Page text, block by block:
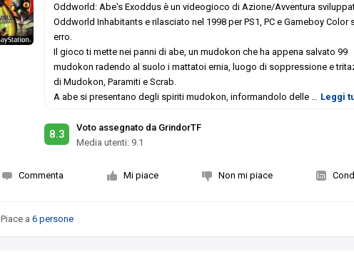
Oddworld: Abe's Exoddus è un videogioco di Azione/Avventura
Oddworld Inhabitants e rilasciato nel 1998 per PS1, PC e Gameboy Color
erro.
Il gioco ti mette nei panni di abe, un mudokon che ha appena salvato 99
mudokon radendo al suolo i mattatoi ernia, luogo di soppressione e
di Mudokon, Paramiti e Scrab.
A abe si presentano degli spiriti mudokon, informandolo delle … Leggi
8.3
Voto assegnato da GrindorTF
Media utenti: 9.1
Commenta Mi piace Non mi piace
Piace a6 persone